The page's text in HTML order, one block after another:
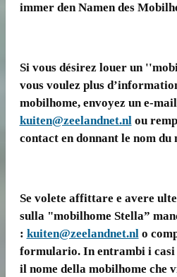
immer den Namen des
Si vous désirez louer un
vous voulez plus
mobilhome, envoyez un e-
kuiten@zeelandnet.nlou
contact en donnant le nom du
Se volete affittare e avere
sulla "mobilhome Stella”
: kuiten@zeelandnet.nl o
formulario. In entrambi i casi
il nome della mobilhome che